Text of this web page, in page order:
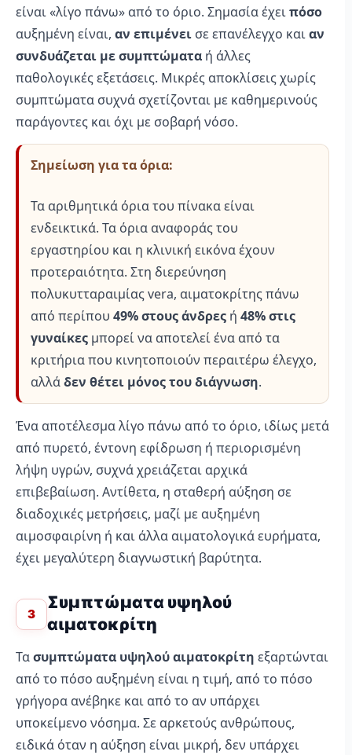
είναι «λίγο πάνω» από το όριο. Σημασία έχειπόσο
αυξημένη είναι, αν επιμένει σε επανέλεγχο καιαν
συνδυάζεται με συμπτώματα ή άλλες
παθολογικές εξετάσεις. Μικρές αποκλίσεις χωρίς
συμπτώματα συχνά σχετίζονται με καθημερινούς
παράγοντες και όχι με σοβαρή νόσο.
Σημείωση για τα όρια:
Τα αριθμητικά όρια του πίνακα είναι
ενδεικτικά. Τα όρια αναφοράς του
εργαστηρίου και η κλινική εικόνα έχουν
προτεραιότητα. Στη διερεύνηση
πολυκυτταραιμίας vera, αιματοκρίτης πάνω
από περίπου 49% στους άνδρες ή 48% στις
γυναίκες μπορεί να αποτελεί ένα από τα
κριτήρια που κινητοποιούν περαιτέρω έλεγχο,
αλλάδεν θέτει μόνος του διάγνωση.
Ένα αποτέλεσμα λίγο πάνω από το όριο, ιδίως μετά
από πυρετό, έντονη εφίδρωση ή περιορισμένη
λήψη υγρών, συχνά χρειάζεται αρχικά
επιβεβαίωση. Αντίθετα, η σταθερή αύξηση σε
διαδοχικές μετρήσεις, μαζί με αυξημένη
αιμοσφαιρίνη ή και άλλα αιματολογικά ευρήματα,
έχει μεγαλύτερη διαγνωστική βαρύτητα.
3
Συμπτώματα υψηλού
αιματοκρίτη
Τασυμπτώματα υψηλού αιματοκρίτη εξαρτώνται
από το πόσο αυξημένη είναι η τιμή, από το πόσο
γρήγορα ανέβηκε και από το αν υπάρχει
υποκείμενο νόσημα. Σε αρκετούς ανθρώπους,
ειδικά όταν η αύξηση είναι μικρή, δεν υπάρχει